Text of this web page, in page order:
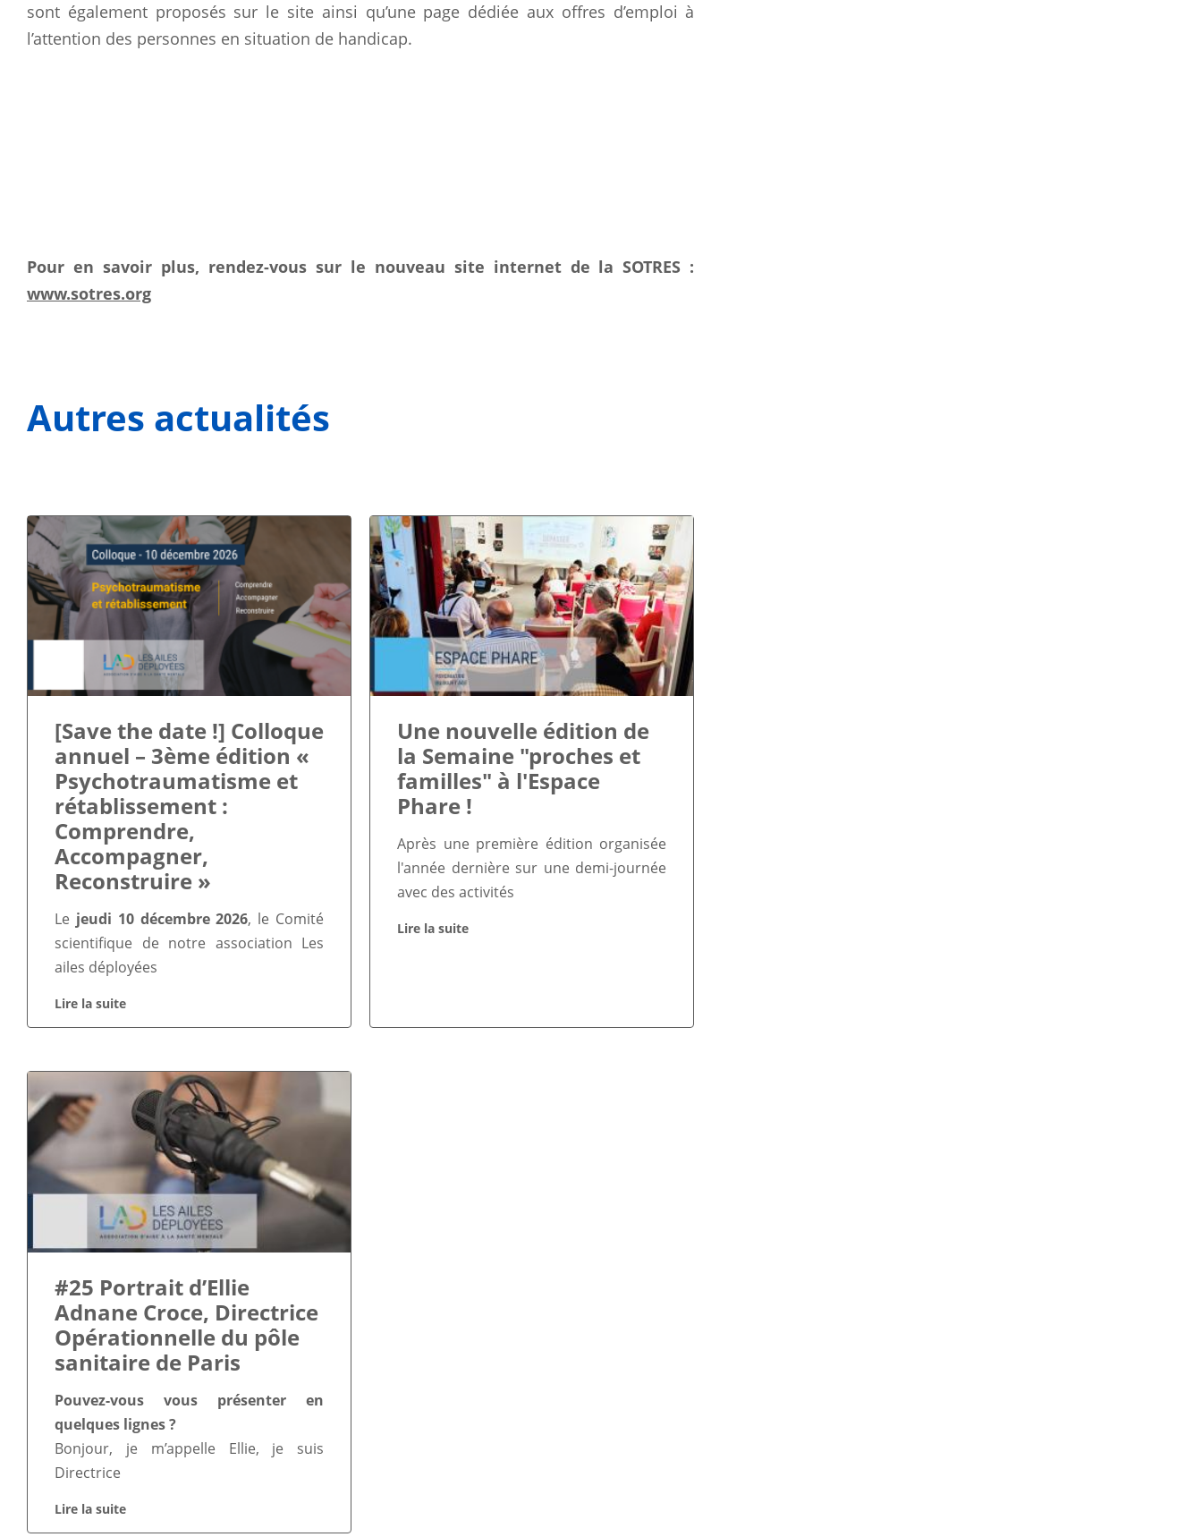
sont également proposés sur le site ainsi qu’une page dédiée aux offres d’emploi à
l’attention des personnes en situation de handicap.
Pour en savoir plus, rendez-vous sur le nouveau site internet de la SOTRES :
www.sotres.org
Autres actualités
[Save the date !] Colloque
annuel – 3ème édition «
Psychotraumatisme et
rétablissement :
Comprendre,
Accompagner,
Reconstruire »
Le jeudi 10 décembre 2026, le Comité
scientifique de notre association Les
ailes déployées
Lire la suite
Une nouvelle édition de
la Semaine "proches et
familles" à l'Espace
Phare !
Après une première édition organisée
l'année dernière sur une demi-journée
avec des activités
Lire la suite
#25 Portrait d’Ellie
Adnane Croce, Directrice
Opérationnelle du pôle
sanitaire de Paris
Pouvez-vous vous présenter en
quelques lignes ?
Bonjour, je m’appelle Ellie, je suis
Directrice
Lire la suite